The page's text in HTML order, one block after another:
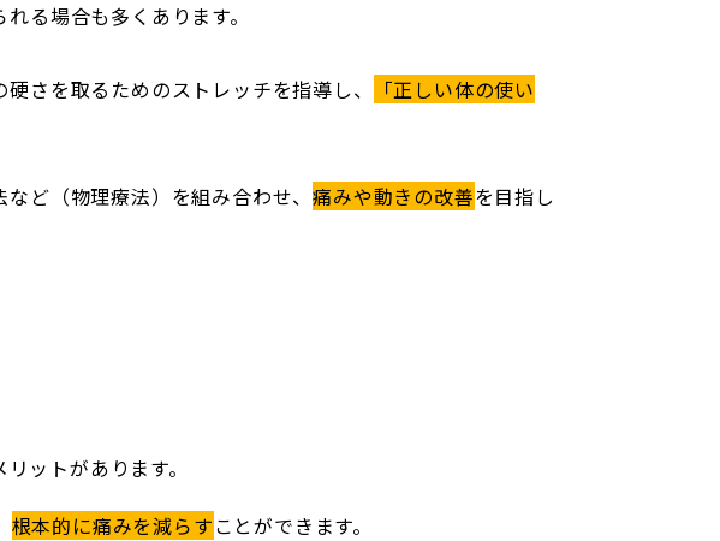
る場合も多くあります。
さを取るためのストレッチを指導し、
「正しい体の使い
ど（物理療法）を組み合わせ、痛みや動きの改善を目指し
ットがあります。
根本的に痛みを減らすことができます。